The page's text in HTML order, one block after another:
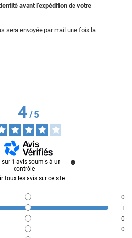
avant l’expédition de votre
sera envoyée par mail une fois la
4/5
sur 1 avis soumis à un
contrôle
tous les avis sur ce site
0
1
0
0